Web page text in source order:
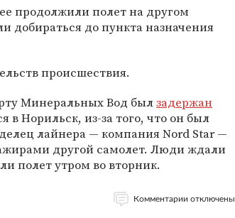
продолжили полет на другом
добираться до пункта назначения
происшествия.
Минеральных Вод былзадержан
Норильск, из-за того, что он был
лайнера — компания Nord Star —
другой самолет. Люди ждали
полет утром во вторник.
Комментарии отключены